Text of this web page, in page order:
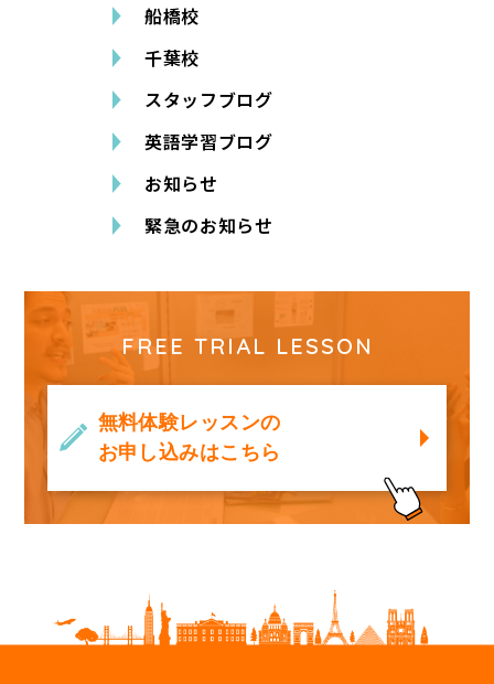
船橋校
千葉校
スタッフブログ
英語学習ブログ
お知らせ
緊急のお知らせ
FREE TRIAL LESSON
無料体験レッスンの
お申し込みはこちら